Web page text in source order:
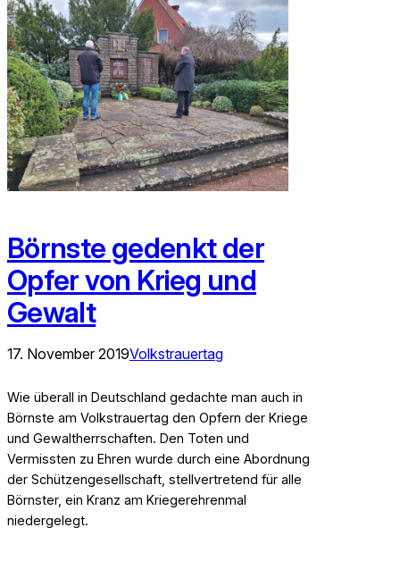
Börnste gedenkt der
Opfer von Krieg und
Gewalt
17. November 2019Volkstrauertag
Wie überall in Deutschland gedachte man auch in
Börnste am Volkstrauertag den Opfern der Kriege
und Gewaltherrschaften. Den Toten und
Vermissten zu Ehren wurde durch eine Abordnung
der Schützengesellschaft, stellvertretend für alle
Börnster, ein Kranz am Kriegerehrenmal
niedergelegt.